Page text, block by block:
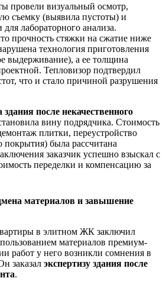
провели визуальный осмотр,
съемку (выявила пустоты) и
лабораторного анализа.
прочность стяжки на сжатие ниже
технология приготовления
выдерживание), а ее толщина
Тепловизор подтвердил
что и стало причиной разрушения
здания после некачественного
вину подрядчика. Стоимость
плитки, переустройство
покрытия) была рассчитана
заказчик успешно взыскал с
переделки и компенсацию за
материалов и завышение
в элитном ЖК заключил
материалов премиум-
работ у него возникли сомнения в
заказал экспертизу здания после
.